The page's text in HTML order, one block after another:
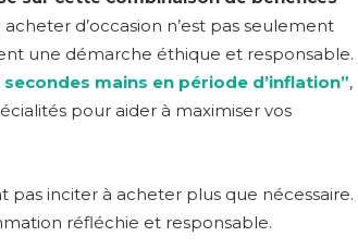
acheter d’occasion n’est pas seulement
une démarche éthique et responsable.
mains en période d’inflation”,
pour aider à maximiser vos
inciter à acheter plus que nécessaire.
réfléchie et responsable.